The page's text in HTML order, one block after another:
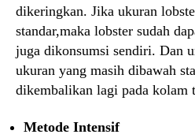
dikeringkan. Jika ukuran
standar,maka lobster sudah
juga dikonsumsi sendiri. Dan
ukuran yang masih dibawah
dikembalikan lagi pada kolam
Metode Intensif